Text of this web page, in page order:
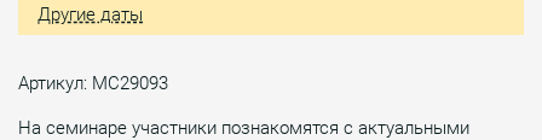
Другие даты
Артикул: МС29093
На семинаре участники познакомятся с актуальными